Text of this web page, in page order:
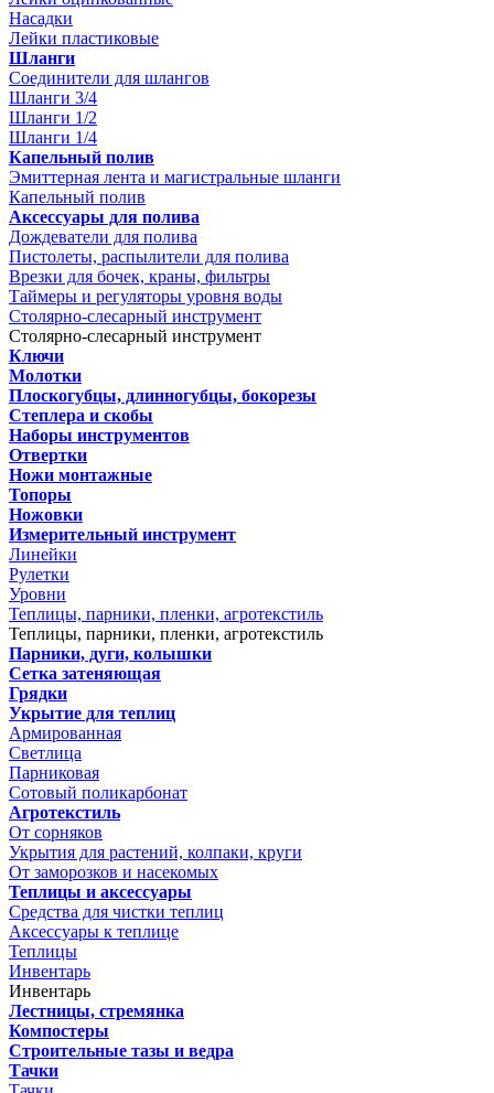
Насадки
Лейки пластиковые
Шланги
Соединители для шлангов
Шланги 3/4
Шланги 1/2
Шланги 1/4
Капельный полив
Эмиттерная лента и магистральные шланги
Капельный полив
Аксессуары для полива
Дождеватели для полива
Пистолеты, распылители для полива
Врезки для бочек, краны, фильтры
Таймеры и регуляторы уровня воды
Столярно-слесарный инструмент
Столярно-слесарный инструмент
Ключи
Молотки
Плоскогубцы, длинногубцы, бокорезы
Степлера и скобы
Наборы инструментов
Отвертки
Ножи монтажные
Топоры
Ножовки
Измерительный инструмент
Линейки
Рулетки
Уровни
Теплицы, парники, пленки, агротекстиль
Теплицы, парники, пленки, агротекстиль
Парники, дуги, колышки
Сетка затеняющая
Грядки
Укрытие для теплиц
Армированная
Светлица
Парниковая
Сотовый поликарбонат
Агротекстиль
От сорняков
Укрытия для растений, колпаки, круги
От заморозков и насекомых
Теплицы и аксессуары
Средства для чистки теплиц
Аксессуары к теплице
Теплицы
Инвентарь
Инвентарь
Лестницы, стремянка
Компостеры
Строительные тазы и ведра
Тачки